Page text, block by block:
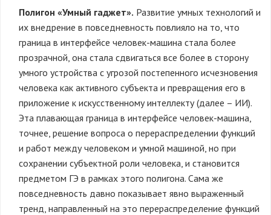
Полигон «Умный гаджет». Развитие умных технологий и
их внедрение в повседневность повлияло на то, что
граница в интерфейсе человек-машина стала более
прозрачной, она стала сдвигаться все более в сторону
умного устройства с угрозой постепенного исчезновения
человека как активного субъекта и превращения его в
приложение к искусственному интеллекту (далее – ИИ).
Эта плавающая граница в интерфейсе человек-машина,
точнее, решение вопроса о перераспределении функций
и работ между человеком и умной машиной, но при
сохранении субъектной роли человека, и становится
предметом ГЭ в рамках этого полигона. Сама же
повседневность давно показывает явно выраженный
тренд, направленный на это перераспределение функций